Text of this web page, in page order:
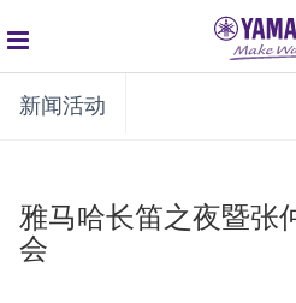
global
navigation
新闻活动
雅马哈长笛之夜暨张
会